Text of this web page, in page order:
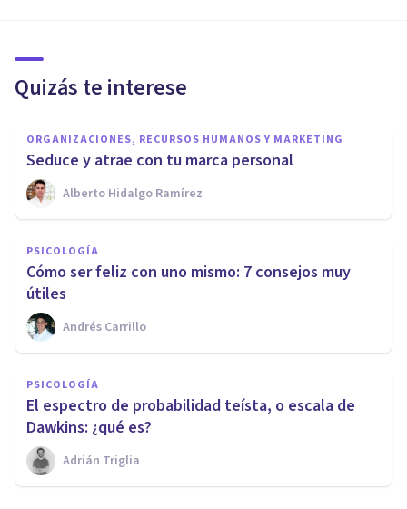
Quizás te interese
ORGANIZACIONES, RECURSOS HUMANOS Y MARKETING
Seduce y atrae con tu marca personal
Alberto Hidalgo Ramírez
PSICOLOGÍA
Cómo ser feliz con uno mismo: 7 consejos muy
útiles
Andrés Carrillo
PSICOLOGÍA
El espectro de probabilidad teísta, o escala de
Dawkins: ¿qué es?
Adrián Triglia